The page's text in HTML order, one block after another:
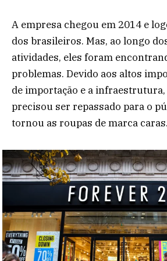
A empresa chegou em 2014 e
dos brasileiros. Mas, ao longo
atividades, eles foram
problemas. Devido aos altos
de importação e a
precisou ser repassado para o
tornou as roupas de marca caras.